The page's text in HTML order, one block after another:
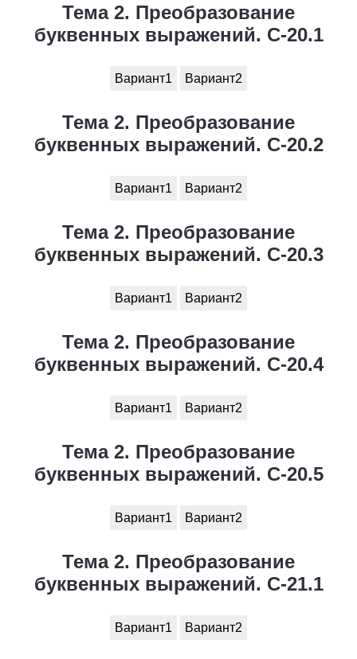
Тема 2. Преобразование
буквенных выражений. С-20.1
Вариант1 Вариант2
Тема 2. Преобразование
буквенных выражений. С-20.2
Вариант1 Вариант2
Тема 2. Преобразование
буквенных выражений. С-20.3
Вариант1 Вариант2
Тема 2. Преобразование
буквенных выражений. С-20.4
Вариант1 Вариант2
Тема 2. Преобразование
буквенных выражений. С-20.5
Вариант1 Вариант2
Тема 2. Преобразование
буквенных выражений. С-21.1
Вариант1 Вариант2